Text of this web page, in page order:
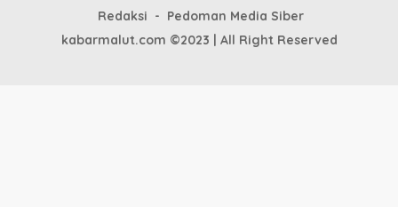
Redaksi
Pedoman Media Siber
kabarmalut.com ©2023 | All Right Reserved